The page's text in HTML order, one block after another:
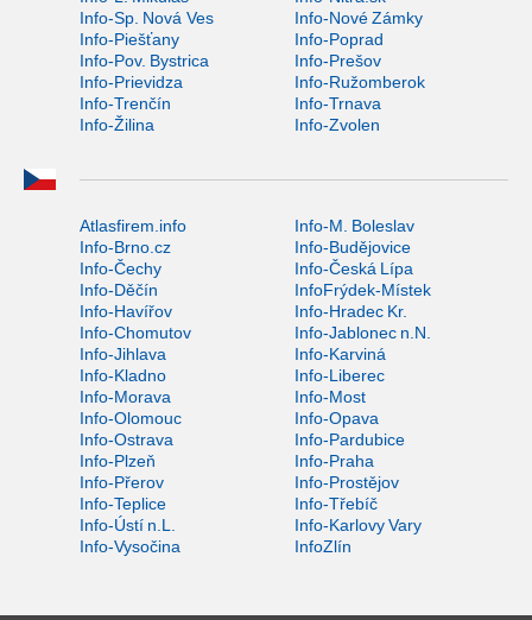
Info-Sp. Nová Ves
Info-Nové Zámky
Info-Piešťany
Info-Poprad
Info-Pov. Bystrica
Info-Prešov
Info-Prievidza
Info-Ružomberok
Info-Trenčín
Info-Trnava
Info-Žilina
Info-Zvolen
Atlasfirem.info
Info-M. Boleslav
Info-Brno.cz
Info-Budějovice
Info-Čechy
Info-Česká Lípa
Info-Děčín
InfoFrýdek-Místek
Info-Havířov
Info-Hradec Kr.
Info-Chomutov
Info-Jablonec n.N.
Info-Jihlava
Info-Karviná
Info-Kladno
Info-Liberec
Info-Morava
Info-Most
Info-Olomouc
Info-Opava
Info-Ostrava
Info-Pardubice
Info-Plzeň
Info-Praha
Info-Přerov
Info-Prostějov
Info-Teplice
Info-Třebíč
Info-Ústí n.L.
Info-Karlovy Vary
Info-Vysočina
InfoZlín